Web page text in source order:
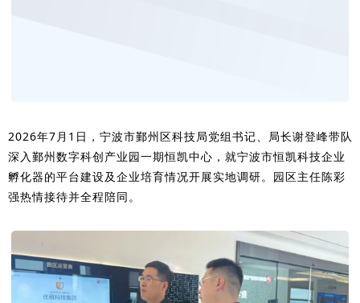
2026年7月1日，宁波市鄞州区科技局党组书记、局长谢登峰带队
深入鄞州数字科创产业园一期恒凯中心，就宁波市恒凯科技企业
孵化器的平台建设及企业培育情况开展实地调研。园区主任陈彩
强热情接待并全程陪同。